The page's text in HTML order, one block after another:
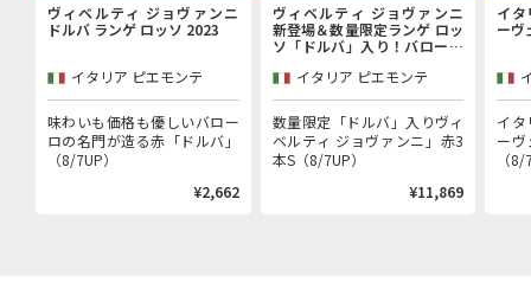
ヴィベルティ ジョヴァンニ
ドルバ ランゲ ロッソ 2023
イタリア ピエモンテ
味わいも価格も優しいバロー
ロの名門が造る赤「ドルバ」
（8/7UP）
¥2,662
ヴィベルティ ジョヴァンニ
新登場＆数量限定ランゲ ロッ
ソ「ドルバ」入り！バローロ
産者「ヴィベルティ ジョヴァ
ンニ」赤3本セット
イタリア ピエモンテ
数量限定「ドルバ」入りヴィ
ベルティ ジョヴァンニ」赤3
本S（8/7UP）
¥11,869
イタ
ーヴ
イタ
ー
（